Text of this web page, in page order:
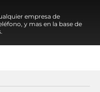
empresa de
y mas en la base de